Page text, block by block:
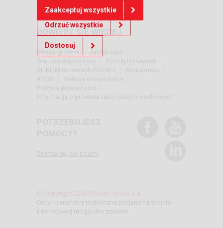
DOWIEDZ SIĘ WIĘCEJ
Strona główna
Ceny i parametry techniczne podane na stronie
internetowej mogą ulec zmianie
Zaakceptuj wszystkie
Odrzuć wszystkie
Dostosuj